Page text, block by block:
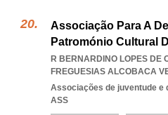
Associação Para A
Patromónio Cultural
R BERNARDINO LOPES DE
FREGUESIAS ALCOBACA
Associações de juventude e
ASS